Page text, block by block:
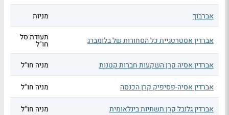
אברבוך מניות
אברדין אסטרטגיית כל הסחורות של בלומברג תעודת סל
חו"ל
אברדין אסיה קרן השקעות חברות קטנות
מניה חו"ל
אברדין אסיה-פסיפיק קרן הכנסה מניה חו"ל
אברדין גלובל קרן תשתיות בינלאומית מניה חו"ל